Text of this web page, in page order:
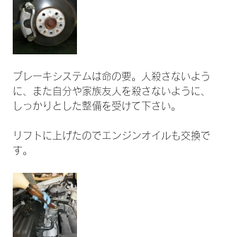
ブレーキシステムは命の要。人殺さないよう
に、また自分や家族友人を殺さないように、
しっかりとした整備を受けて下さい。
リフトに上げたのでエンジンオイルも交換で
す。